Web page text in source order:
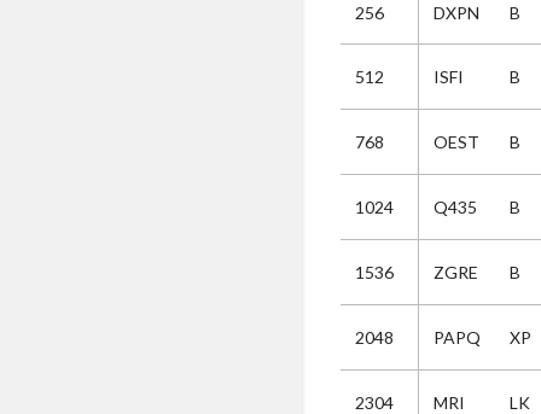
256 DXPN B
512 ISFI B
768 OEST B
1024 Q435 B
1536 ZGRE B
2048 PAPQ XP
2304 MRI LK